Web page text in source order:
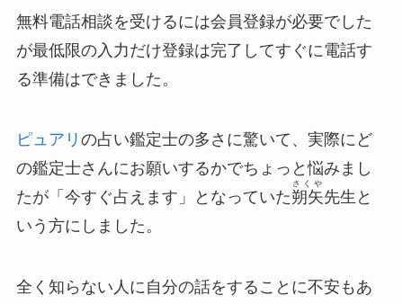
無料電話相談を受けるには会員登録が必要でした
が最低限の入力だけ登録は完了してすぐに電話す
る準備はできました。
ピュアリ の占い鑑定士の多さに驚いて、実際にど
の鑑定士さんにお願いするかでちょっと悩みまし
たが「今すぐ占えます」となっていた朔矢
さくや
先生と
いう方にしました。
全く知らない人に自分の話をすることに不安もあ